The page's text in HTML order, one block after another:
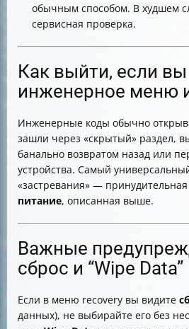
обычным способом. В худшем
сервисная проверка.
Как выйти, если
инженерное меню
Инженерные коды обычно
зашли через «скрытый» раздел,
банально возвратом назад или
устройства. Самый
«застревания» — принудительная
питание, описанная выше.
Важные
сброс и “Wipe Data”
Если в меню recovery вы видите
данных), не выбирайте его без